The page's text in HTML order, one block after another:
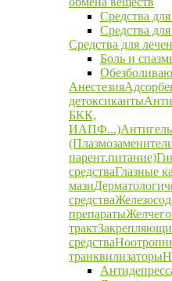
Средства
Средства
Средства для
Боль и
Анестезия
детоксиканты
БКК,
ИАПФ...)
парент.питание)
средстваГлазные
мази
средства
препараты
тракт
средства
транквилизаторы